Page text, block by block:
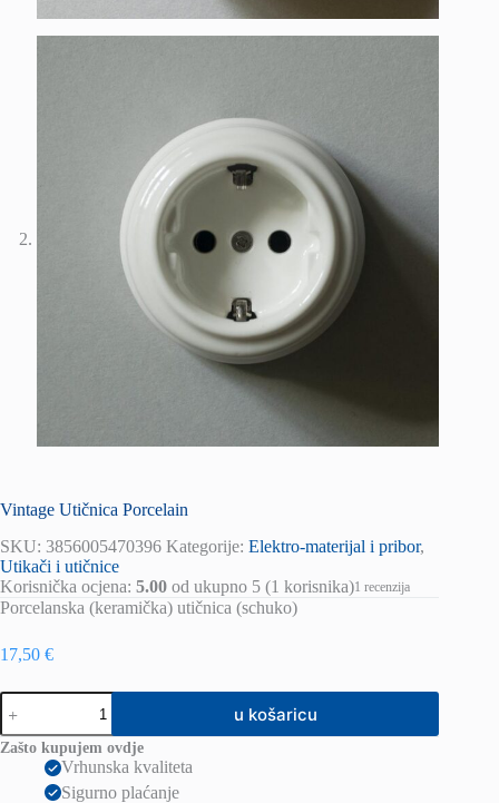
Vintage Utičnica Porcelain
SKU: 3856005470396 Kategorije: Elektro-materijal i pribor,
Utikači i utičnice
Korisnička ocjena: 5.00 od ukupno 5 (1 korisnika)1 recenzija
Porcelanska (keramička) utičnica (schuko)
17,50 €
Vintage
Utičnica
Porcelain
količina
u košaricu
Zašto kupujem ovdje
Vrhunska kvaliteta
Sigurno plaćanje